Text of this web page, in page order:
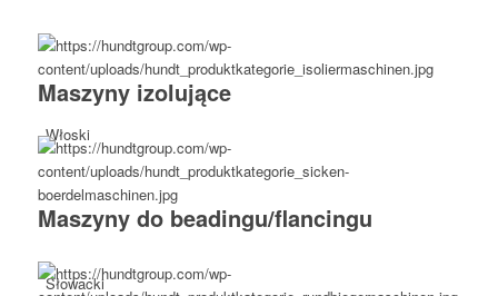
Włoski
Słowacki
Maszyny izolujące
Maszyny do beadingu/flancingu